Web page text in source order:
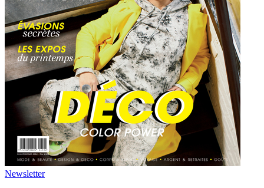
Newsletter